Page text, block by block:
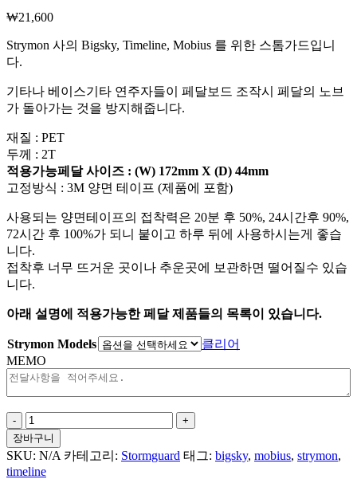
₩21,600
Strymon 사의 Bigsky, Timeline, Mobius 를 위한 스톰가드입니
다.
기타나 베이스기타 연주자들이 페달보드 조작시 페달의 노브
가 돌아가는 것을 방지해줍니다.
재질 : PET
두께 : 2T
적용가능페달 사이즈 : (W) 172mm X (D) 44mm
고정방식 : 3M 양면 테이프 (제품에 포함)
사용되는 양면테이프의 접착력은 20분 후 50%, 24시간후 90%,
72시간 후 100%가 되니 붙이고 하루 뒤에 사용하시는게 좋습
니다.
접착후 너무 뜨거운 곳이나 추운곳에 보관하면 떨어질수 있습
니다.
아래 설명에 적용가능한 페달 제품들의 목록이 있습니다.
Strymon Models
클리어
MEMO
Strymon
Pedals
•
Timeline
•
장바구니
SKU: N/A 카테고리: Stormguard 태그: bigsky, mobius, strymon,
timeline